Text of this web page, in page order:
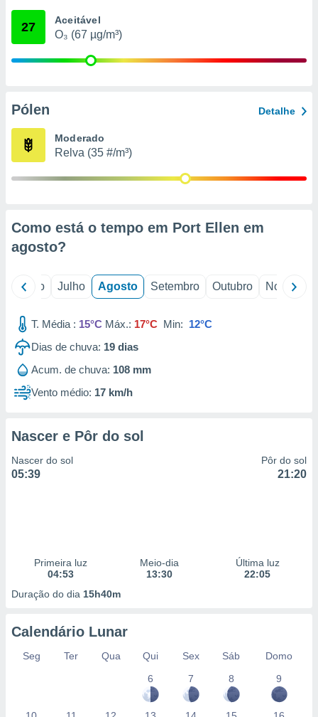
através
estudos
1199
27 Aceitável
O₃ (67 µg/m³)
Pólen Detalhe
Moderado
Relva (35 #/m³)
Como está o tempo em Port Ellen em
agosto?
Junho Julho Agosto Setembro Outubro Novembro
T. Média : 15°C Máx.: 17°C Min: 12°C
Dias de chuva: 19 dias
Acum. de chuva: 108 mm
Vento médio: 17 km/h
Nascer e Pôr do sol
Nascer do sol
05:39
Pôr do sol
21:20
Primeira luz
04:53
Meio-dia
13:30
Última luz
22:05
Duração do dia 15h40m
Calendário Lunar
Seg Ter Qua Qui Sex Sáb
Domo
6
7 8 9